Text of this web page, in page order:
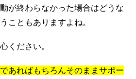
が終わらなかった場合はどうな
こともありますよね。
ください。
あればもちろんそのままサポー